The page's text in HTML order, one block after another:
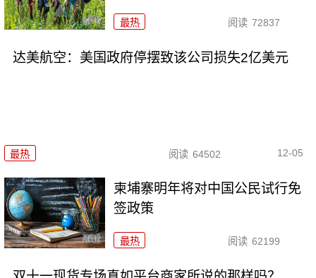
最热 阅读 72837
达美航空：美国政府停摆致该公司损失2亿美元
最热 阅读 64502 12-05
柬埔寨明年将对中国公民试行免
签政策
最热 阅读 62199